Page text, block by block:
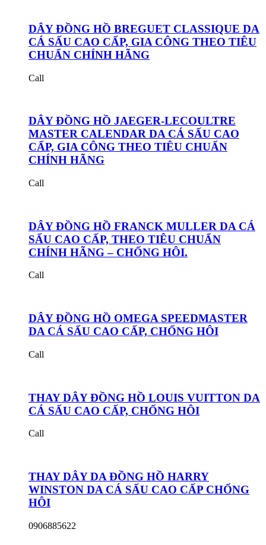
DÂY ĐỒNG HỒ BREGUET CLASSIQUE DA
CÁ SẤU CAO CẤP, GIA CÔNG THEO TIÊU
CHUẨN CHÍNH HÃNG
Call
DÂY ĐỒNG HỒ JAEGER-LECOULTRE
MASTER CALENDAR DA CÁ SẤU CAO
CẤP, GIA CÔNG THEO TIÊU CHUẨN
CHÍNH HÃNG
Call
DÂY ĐỒNG HỒ FRANCK MULLER DA CÁ
SẤU CAO CẤP, THEO TIÊU CHUẨN
CHÍNH HÃNG – CHỐNG HÔI.
Call
DÂY ĐỒNG HỒ OMEGA SPEEDMASTER
DA CÁ SẤU CAO CẤP, CHỐNG HÔI
Call
THAY DÂY ĐỒNG HỒ LOUIS VUITTON DA
CÁ SẤU CAO CẤP, CHỐNG HÔI
Call
THAY DÂY DA ĐỒNG HỒ HARRY
WINSTON DA CÁ SẤU CAO CẤP CHỐNG
HÔI
0906885622